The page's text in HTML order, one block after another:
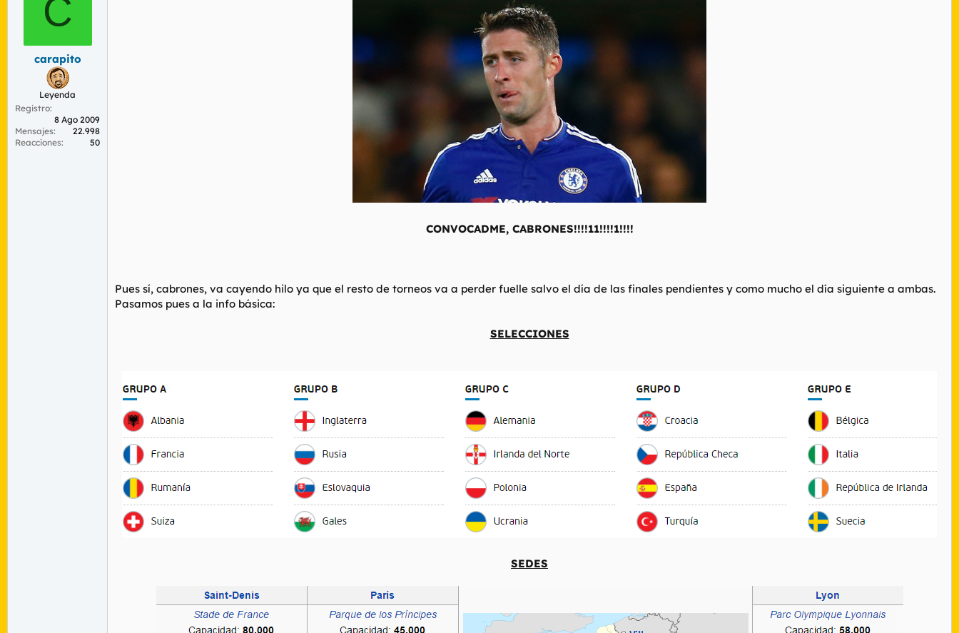
i
o
C
carapito
Leyenda
Registro
8 Ago 2009
Mensajes
22.998
Reacciones
50
CONVOCADME, CABRONES!!!!11!!!!1!!!!
Pues sí, cabrones, va cayendo hilo ya que el resto de torneos va a perder fuelle salvo el día de las finales pendientes y como mucho el día siguiente a ambas.
Pasamos pues a la info básica:
SELECCIONES
SEDES